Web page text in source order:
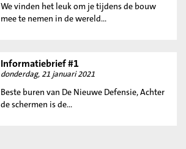
We vinden het leuk om je tijdens de bouw
mee te nemen in de wereld...
Informatiebrief #1
donderdag, 21 januari 2021
Beste buren van De Nieuwe Defensie, Achter
de schermen is de...